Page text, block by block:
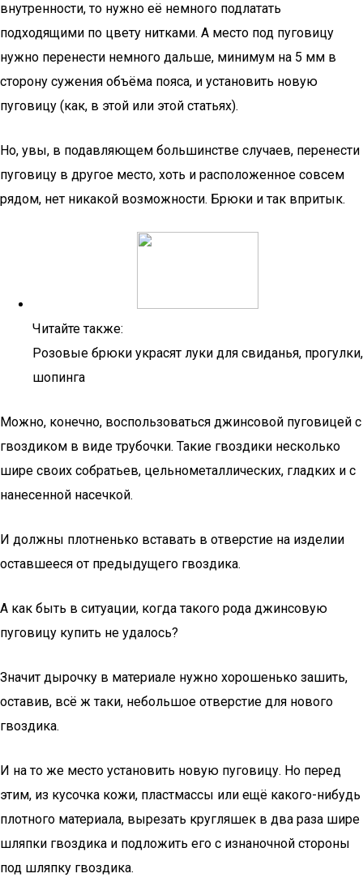
внутренности, то нужно её немного подлатать
подходящими по цвету нитками. А место под пуговицу
нужно перенести немного дальше, минимум на 5 мм в
сторону сужения объёма пояса, и установить новую
пуговицу (как, в этой или этой статьях).
Но, увы, в подавляющем большинстве случаев, перенести
пуговицу в другое место, хоть и расположенное совсем
рядом, нет никакой возможности. Брюки и так впритык.
Читайте также:
Розовые брюки украсят луки для свиданья, прогулки,
шопинга
Можно, конечно, воспользоваться джинсовой пуговицей с
гвоздиком в виде трубочки. Такие гвоздики несколько
шире своих собратьев, цельнометаллических, гладких и с
нанесенной насечкой.
И должны плотненько вставать в отверстие на изделии
оставшееся от предыдущего гвоздика.
А как быть в ситуации, когда такого рода джинсовую
пуговицу купить не удалось?
Значит дырочку в материале нужно хорошенько зашить,
оставив, всё ж таки, небольшое отверстие для нового
гвоздика.
И на то же место установить новую пуговицу. Но перед
этим, из кусочка кожи, пластмассы или ещё какого-нибудь
плотного материала, вырезать кругляшек в два раза шире
шляпки гвоздика и подложить его с изнаночной стороны
под шляпку гвоздика.